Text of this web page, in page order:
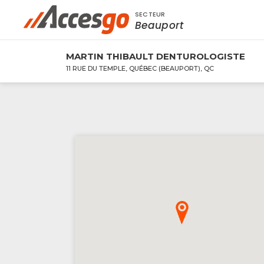
Rechercher à proximité - Entreprise /
SECTEUR
Beauport
MARTIN THIBAULT DENTUROLOGISTE
11 RUE DU TEMPLE, QUÉBEC (BEAUPORT), QC